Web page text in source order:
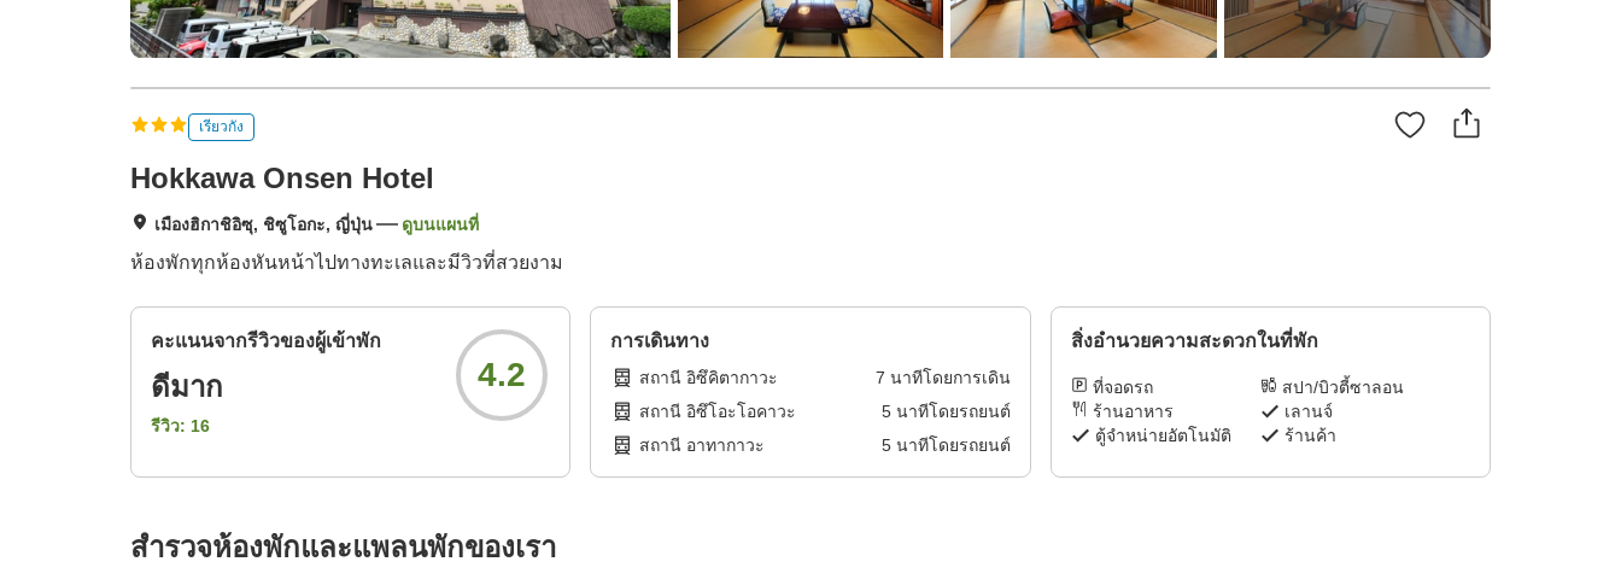
เรียวกัง
Hokkawa Onsen Hotel
เมืองฮิกาชิอิซุ, ชิซูโอกะ, ญี่ปุ่น ดูบนแผนที่
ห้องพักทุกห้องหันหน้าไปทางทะเลและมีวิวที่สวยงาม
คะแนนจากรีวิวของผู้เข้าพัก
ดีมาก
รีวิว: 16
4.2
การเดินทาง
สถานี อิซึคิตากาวะ 7 นาทีโดยการเดิน
สถานี อิซึโอะโอคาวะ
5นาทีโดยรถยนต์
สถานี อาทากาวะ
5นาทีโดยรถยนต์
สิ่งอำนวยความสะดวกในที่พัก
ที่จอดรถ
สปา/บิวตี้ซาลอน
ร้านอาหาร
เลานจ์
ตู้จำหน่ายอัตโนมัติ
ร้านค้า
สำรวจห้องพักและแพลนพักของเรา